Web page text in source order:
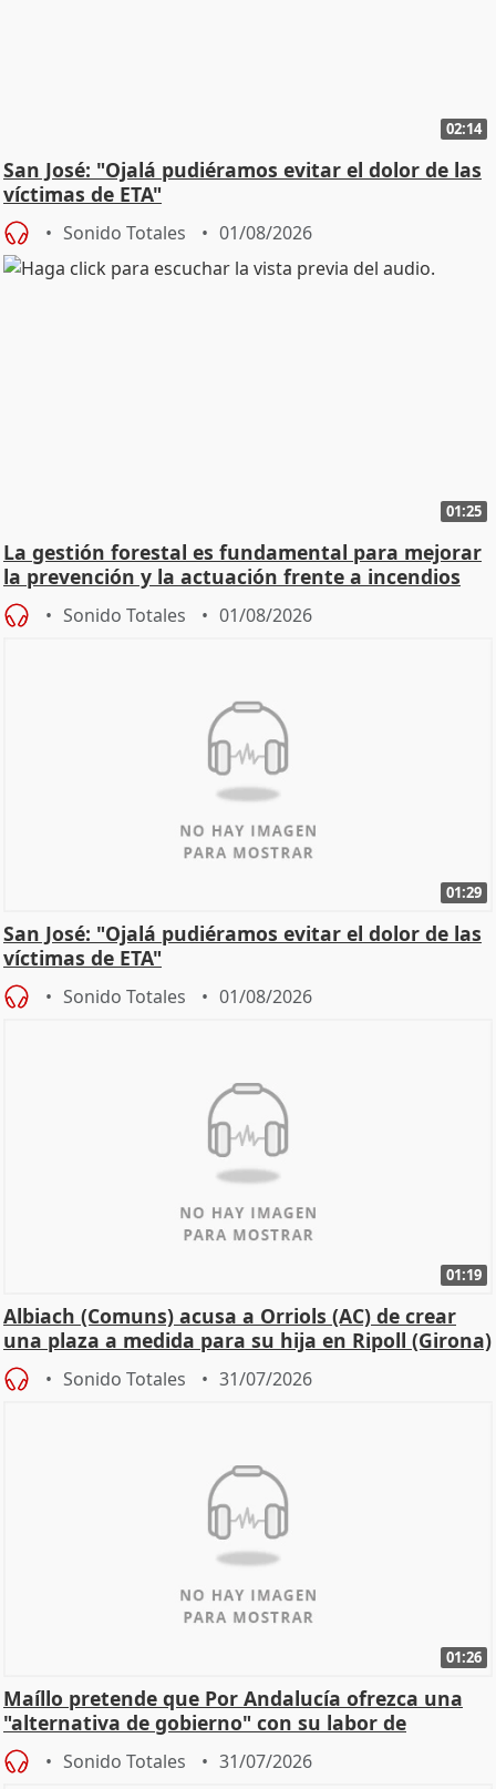
02:14
San José: "Ojalá pudiéramos evitar el dolor de las
víctimas de ETA"
Sonido Totales 01/08/2026
01:25
La gestión forestal es fundamental para mejorar
la prevención y la actuación frente a incendios
Sonido Totales 01/08/2026
01:29
San José: "Ojalá pudiéramos evitar el dolor de las
víctimas de ETA"
Sonido Totales 01/08/2026
01:19
Albiach (Comuns) acusa a Orriols (AC) de crear
una plaza a medida para su hija en Ripoll (Girona)
Sonido Totales 31/07/2026
01:26
Maíllo pretende que Por Andalucía ofrezca una
"alternativa de gobierno" con su labor de
oposición
Sonido Totales 31/07/2026